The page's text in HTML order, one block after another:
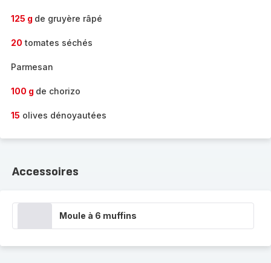
125 g de gruyère râpé
20 tomates séchés
Parmesan
100 g de chorizo
15 olives dénoyautées
Accessoires
Moule à 6 muffins